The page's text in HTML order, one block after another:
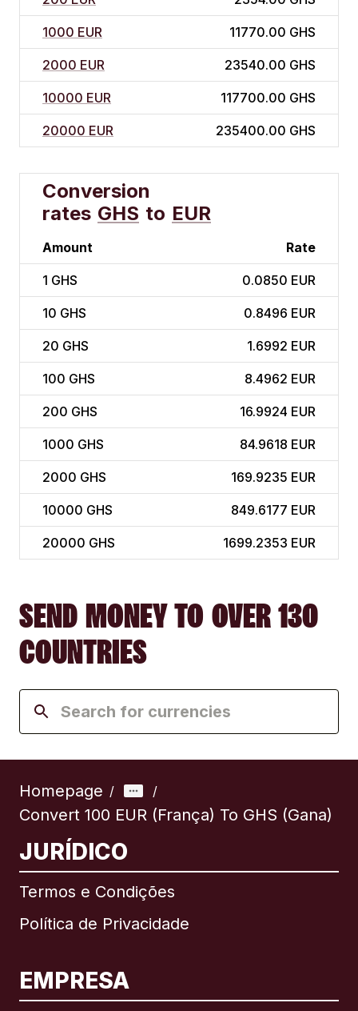
1000 EUR 11770.00 GHS
2000 EUR 23540.00 GHS
10000 EUR 117700.00 GHS
20000 EUR 235400.00 GHS
Conversion
rates GHS to EUR
Amount Rate
1 GHS 0.0850 EUR
10 GHS 0.8496 EUR
20 GHS 1.6992 EUR
100 GHS 8.4962 EUR
200 GHS 16.9924 EUR
1000 GHS 84.9618 EUR
2000 GHS 169.9235 EUR
10000 GHS 849.6177 EUR
20000 GHS 1699.2353 EUR
SEND MONEY TO OVER 130
COUNTRIES
Homepage / /
Convert 100 EUR (França) To GHS (Gana)
JURÍDICO
Termos e Condições
Política de Privacidade
EMPRESA